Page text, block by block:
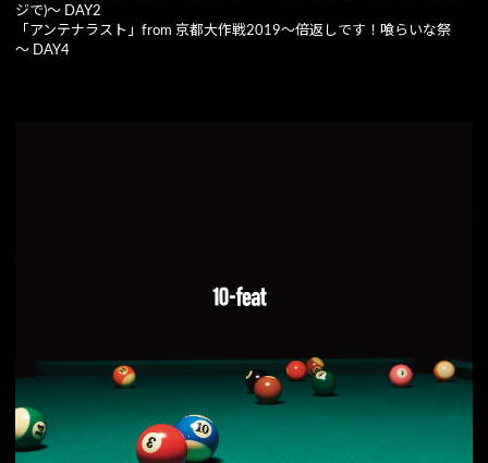
ジで)～ DAY2
「アンテナラスト」from 京都大作戦2019～倍返しです！喰らいな祭
～ DAY4